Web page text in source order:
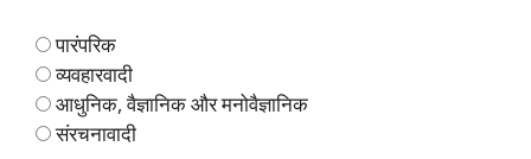
पारंपरिक
व्यवहारवादी
आधुनिक, वैज्ञानिक और मनोवैज्ञानिक
संरचनावादी